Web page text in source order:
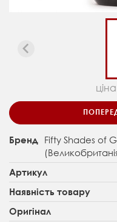
Бренд
Fifty Shades of
Артикул
Наявність товару
Оригінал